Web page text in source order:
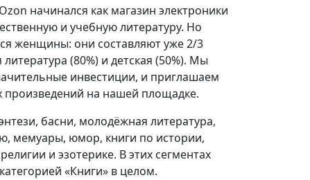
начинался как магазин электроники
и учебную литературу. Но
женщины: они составляют уже 2/3
(80%) и детская (50%). Мы
инвестиции, и приглашаем
произведений на нашей площадке.
басни, молодёжная литература,
мемуары, юмор, книги по истории,
и эзотерике. В этих сегментах
«Книги» в целом.